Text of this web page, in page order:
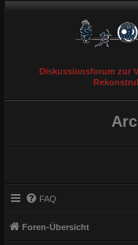
Diskussionsforum zur
FAQ
Foren-Übersicht